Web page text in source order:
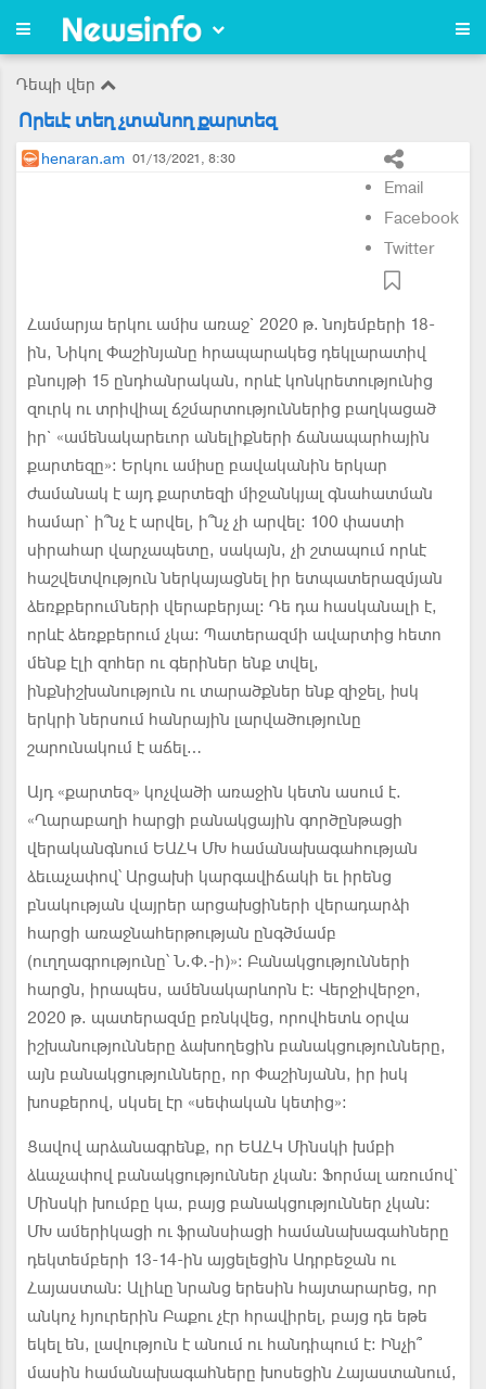
Դեպի վեր
Որեւէ տեղ չտանող քարտեզ
henaran.am 01/13/2021, 8:30
Email
Facebook
Twitter
Համարյա երկու ամիս առաջ` 2020 թ. նոյեմբերի 18-
ին, Նիկոլ Փաշինյանը հրապարակեց դեկլարատիվ
բնույթի 15 ընդհանրական, որևէ կոնկրետությունից
զուրկ ու տրիվիալ ճշմարտություններից բաղկացած
իր` «ամենակարեւոր անելիքների ճանապարհային
քարտեզը»: Երկու ամիսը բավականին երկար
ժամանակ է այդ քարտեզի միջանկյալ գնահատման
համար` ի՞նչ է արվել, ի՞նչ չի արվել: 100 փաստի
սիրահար վարչապետը, սակայն, չի շտապում որևէ
հաշվետվություն ներկայացնել իր ետպատերազմյան
ձեռքբերումների վերաբերյալ: Դե դա հասկանալի է,
որևէ ձեռքբերում չկա: Պատերազմի ավարտից հետո
մենք էլի զոհեր ու գերիներ ենք տվել,
ինքնիշխանություն ու տարածքներ ենք զիջել, իսկ
երկրի ներսում հանրային լարվածությունը
շարունակում է աճել…
Այդ «քարտեզ» կոչվածի առաջին կետն ասում է.
«Ղարաբաղի հարցի բանակցային գործընթացի
վերականգնում ԵԱՀԿ ՄԽ համանախագահության
ձեւաչափով՝ Արցախի կարգավիճակի եւ իրենց
բնակության վայրեր արցախցիների վերադարձի
հարցի առաջնահերթության ընգծմամբ
(ուղղագրությունը՝ Ն.Փ.-ի)»: Բանակցությունների
հարցն, իրապես, ամենակարևորն է: Վերջիվերջո,
2020 թ. պատերազմը բռնկվեց, որովհետև օրվա
իշխանությունները ձախողեցին բանակցությունները,
այն բանակցությունները, որ Փաշինյանն, իր իսկ
խոսքերով, սկսել էր «սեփական կետից»:
Ցավով արձանագրենք, որ ԵԱՀԿ Մինսկի խմբի
ձևաչափով բանակցություններ չկան: Ֆորմալ առումով`
Մինսկի խումբը կա, բայց բանակցություններ չկան:
ՄԽ ամերիկացի ու ֆրանսիացի համանախագահները
դեկտեմբերի 13-14-ին այցելեցին Ադրբեջան ու
Հայաստան: Ալիևը նրանց երեսին հայտարարեց, որ
անկոչ հյուրերին Բաքու չէր հրավիրել, բայց դե եթե
եկել են, լավություն է անում ու հանդիպում է: Ինչի՞
մասին համանախագահները խոսեցին Հայաստանում,